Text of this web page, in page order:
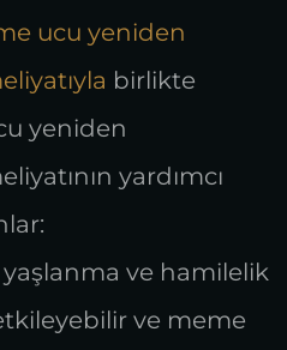
ucu yeniden
birlikte
yeniden
yardımcı
ve hamilelik
ve meme